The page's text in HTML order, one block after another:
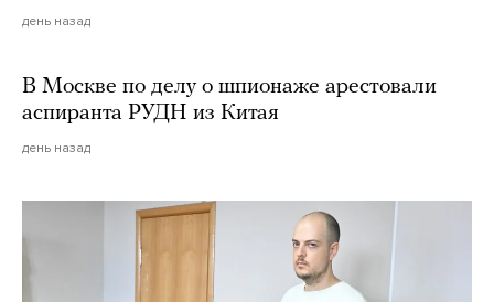
день назад
В Москве по делу о шпионаже арестовали
аспиранта РУДН из Китая
день назад